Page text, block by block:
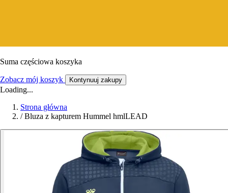
Suma częściowa koszyka
Zobacz mój koszyk Kontynuuj zakupy
Loading...
Strona główna
/ Bluza z kapturem Hummel hmlLEAD